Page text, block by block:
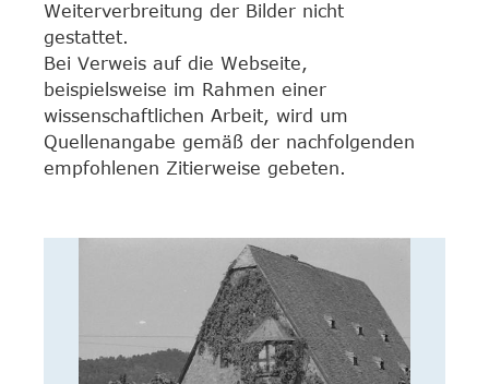
Weiterverbreitung der Bilder nicht
gestattet.
Bei Verweis auf die Webseite,
beispielsweise im Rahmen einer
wissenschaftlichen Arbeit, wird um
Quellenangabe gemäß der nachfolgenden
empfohlenen Zitierweise gebeten.